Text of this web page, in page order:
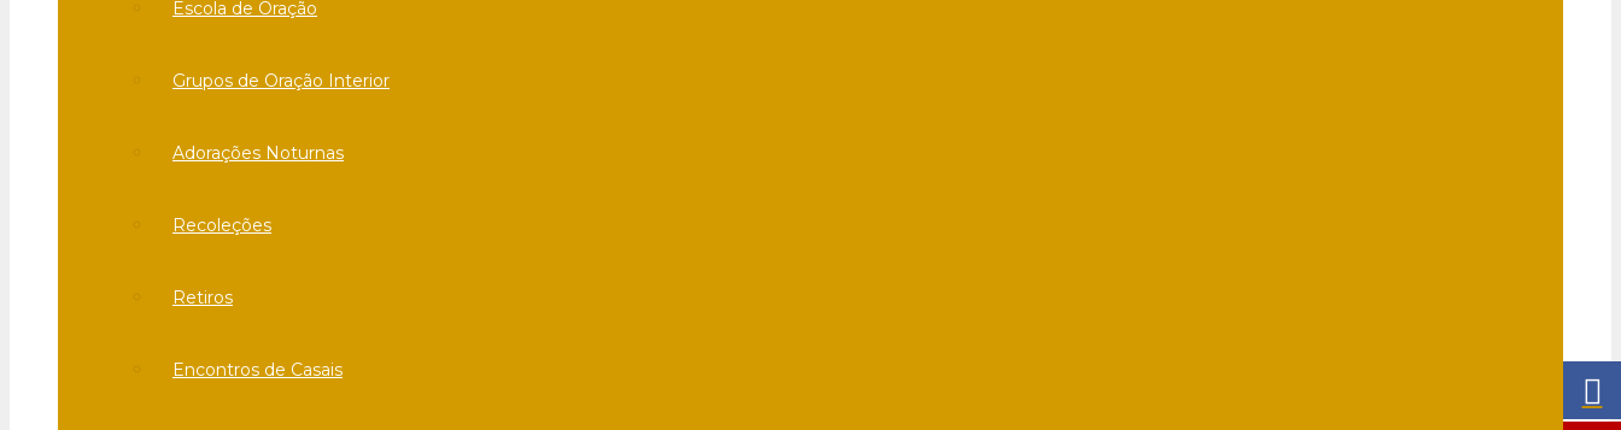
Escola de Oração
Grupos de Oração Interior
Adorações Noturnas
Recoleções
Retiros
Encontros de Casais